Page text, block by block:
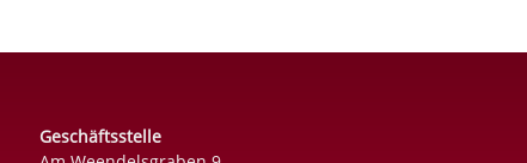
Geschäftsstelle